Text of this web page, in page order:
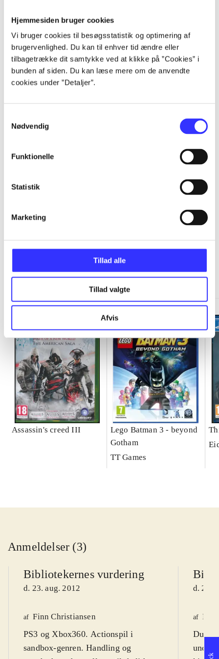
Hjemmesiden bruger cookies
Vi bruger cookies til besøgsstatistik og optimering af
brugervenlighed. Du kan til enhver tid ændre eller
tilbagetrække dit samtykke ved at klikke på ”Cookies” i
bunden af siden. Du kan læse mere om de anvendte
cookies under ”Detaljer”.
Nødvendig
Funktionelle
Statistik
Marketing
Tillad alle
Tillad valgte
Afvis
Artikler
Alle registrerede artikler fordelt på udgivelser
...
Minder om
Assassin's creed III
Lego Batman 3 - beyond
Gotham
TT Games
Anmeldelser (3)
Bibliotekernes vurdering
d. 23. aug. 2012
af Finn Christiansen
PS3 og Xbox360. Actionspil i
sandbox-genren. Handling og
d. 25.
af
Du er